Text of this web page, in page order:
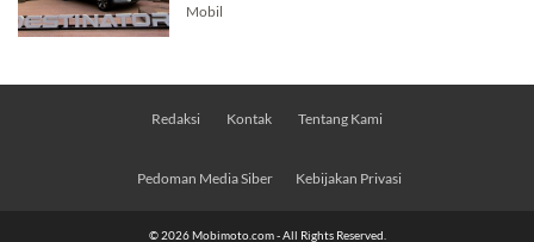
Mobil
Redaksi Kontak Tentang Kami
Pedoman Media Siber Kebijakan Privasi
© 2026 Mobimoto.com - All Rights Reserved.